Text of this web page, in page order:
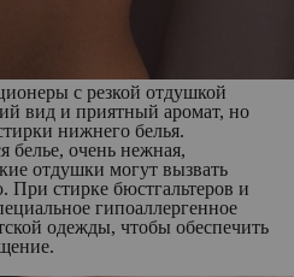
с резкой отдушкой
вид и приятный аромат, но
нижнего белья.
белье, очень нежная,
отдушки могут вызвать
При стирке бюстгальтеров и
гипоаллергенное
одежды, чтобы обеспечить